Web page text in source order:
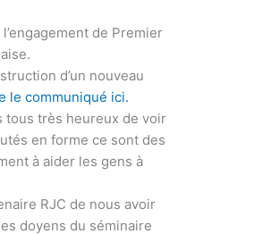
de Premier
d’un nouveau
le communiqué ici.
tous très heureux de voir
en forme ce sont des
à aider les gens à
RJC de nous avoir
doyens du séminaire